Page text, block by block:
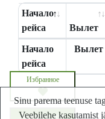
Начало
рейса
Вылет
Начало
рейса
Вылет
Запросите цену
Избранное
Sinu parema teenuse
Veebilehe kasutamist